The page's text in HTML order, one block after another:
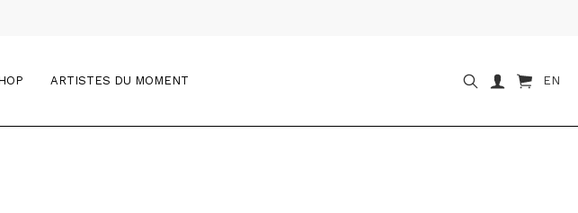
ARTISTES DU MOMENT EN